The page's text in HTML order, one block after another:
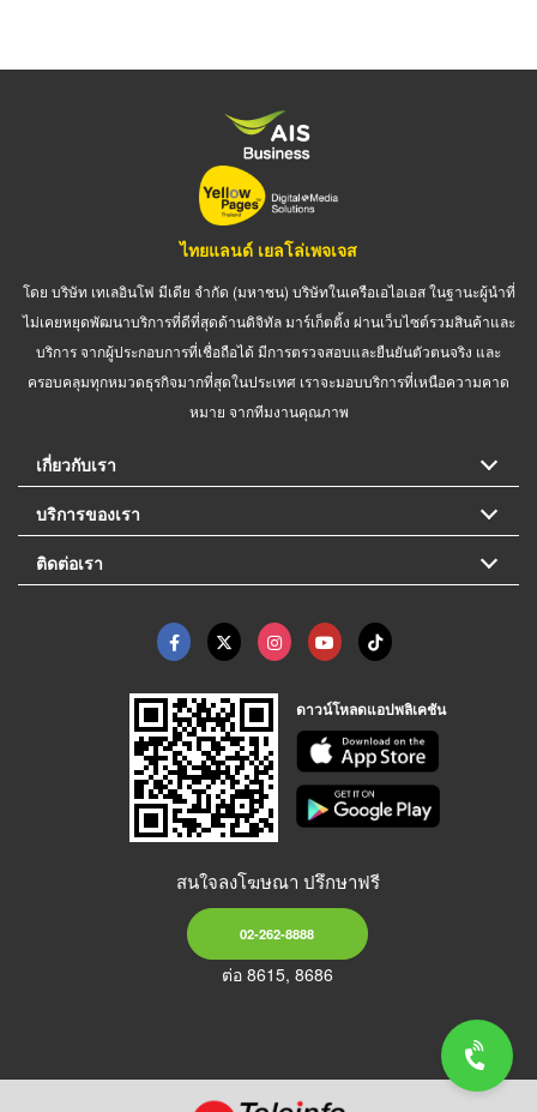
ไทยแลนด์ เยลโล่เพจเจส
โดย บริษัท เทเลอินโฟ มีเดีย จำกัด (มหาชน) บริษัทในเครือเอไอเอส ในฐานะผู้นำที่
ไม่เคยหยุดพัฒนาบริการที่ดีที่สุดด้านดิจิทัล มาร์เก็ตติ้ง ผ่านเว็บไซต์รวมสินค้าและ
บริการ จากผู้ประกอบการที่เชื่อถือได้ มีการตรวจสอบและยืนยันตัวตนจริง และ
ครอบคลุมทุกหมวดธุรกิจมากที่สุดในประเทศ เราจะมอบบริการที่เหนือความคาด
หมาย จากทีมงานคุณภาพ
เกี่ยวกับเรา
บริการของเรา
ติดต่อเรา
ดาวน์โหลดแอปพลิเคชัน
สนใจลงโฆษณา ปรึกษาฟรี
02-262-8888
ต่อ 8615, 8686